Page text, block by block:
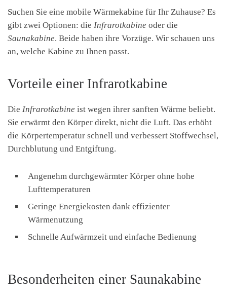
Suchen Sie eine mobile Wärmekabine für Ihr Zuhause? Es
gibt zwei Optionen: die Infrarotkabine oder die
Saunakabine. Beide haben ihre Vorzüge. Wir schauen uns
an, welche Kabine zu Ihnen passt.
Vorteile einer Infrarotkabine
Die Infrarotkabine ist wegen ihrer sanften Wärme beliebt.
Sie erwärmt den Körper direkt, nicht die Luft. Das erhöht
die Körpertemperatur schnell und verbessert Stoffwechsel,
Durchblutung und Entgiftung.
Angenehm durchgewärmter Körper ohne hohe
Lufttemperaturen
Geringe Energiekosten dank effizienter
Wärmenutzung
Schnelle Aufwärmzeit und einfache Bedienung
Besonderheiten einer Saunakabine